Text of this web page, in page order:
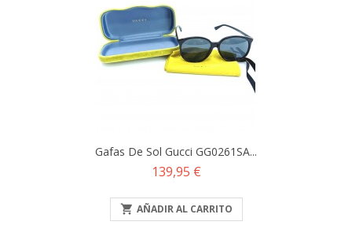
Gafas De Sol Gucci GG0261SA...
Precio
139,95 €
 AÑADIR AL CARRITO